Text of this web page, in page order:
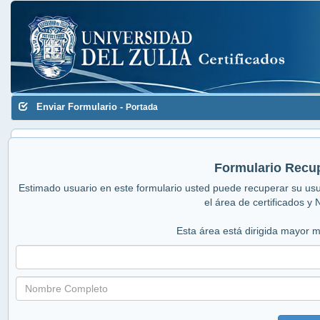
Enviar Formulario - Portada
Formulario
Estimado usuario en este formulario usted puede recuperar su
el área de certificados y
Esta área está dirigida mayor